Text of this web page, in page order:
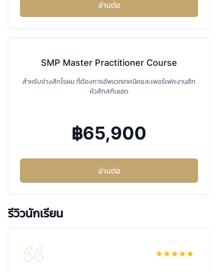
อ่านต่อ
SMP Master Practitioner Course
สำหรับช่างสักไรผม ที่ต้องการอัพเดทเทคนิคและเพอร์เฟคงานสัก
หัวสักสกินเฮด
฿65,900
อ่านต่อ
รีวิวนักเรียน